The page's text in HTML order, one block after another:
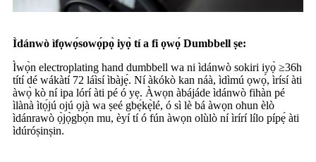
Ìdánwò ìfọwọ́sowọ́pọ̀ iyọ̀ tí a fi ọwọ́ Dumbbell ṣe:
Ìwọ̀n electroplating hand dumbbell wa ni ìdánwò sokiri iyọ̀ ≥36h
títí dé wákàtí 72 láìsí ìbàjẹ́. Ní àkókò kan náà, ìdìmú ọwọ́, ìrísí àti
àwọ̀ kò ní ipa lórí àti pé ó yẹ. Àwọn àbájáde ìdánwò fihàn pé
ìlànà ìtọ́jú ojú ọjà wa ṣeé gbẹ́kẹ̀lé, ó sì lè bá àwọn ohun èlò
ìdánrawò ọ̀jọ̀gbọ́n mu, èyí tí ó fún àwọn olùlò ní ìrírí lílo pípẹ́ àti
ìdúróṣinṣin.